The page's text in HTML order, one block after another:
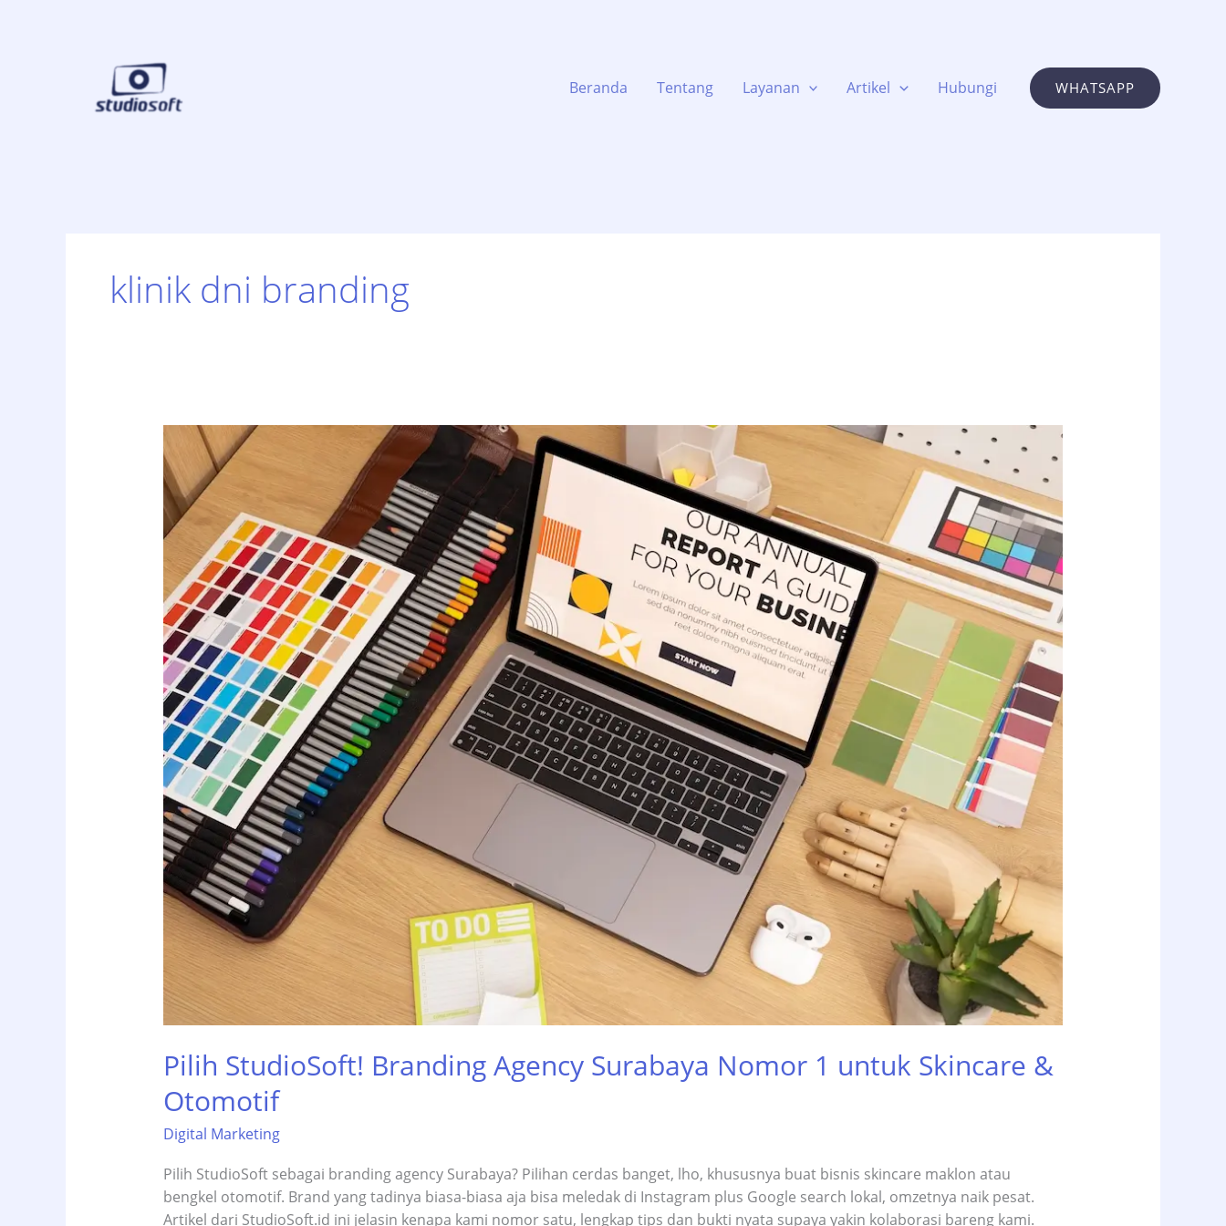
Beranda
Tentang Layanan Artikel Hubungi WHATSAPP
klinik dni branding
Pilih StudioSoft! Branding Agency Surabaya Nomor 1 untuk Skincare &
Otomotif
Digital Marketing
Pilih StudioSoft sebagai branding agency Surabaya? Pilihan cerdas banget, lho, khususnya buat bisnis skincare maklon atau
bengkel otomotif. Brand yang tadinya biasa-biasa aja bisa meledak di Instagram plus Google search lokal, omzetnya naik pesat.
Artikel dari StudioSoft.id ini jelasin kenapa kami nomor satu, lengkap tips dan bukti nyata supaya yakin kolaborasi bareng kami.